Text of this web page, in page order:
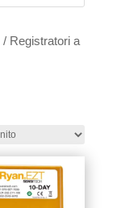
/ Registratori a